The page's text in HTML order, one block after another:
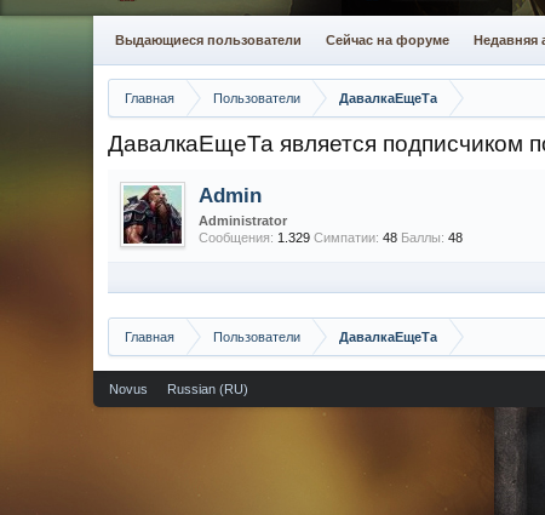
Главная Пользователи ДавалкаЕщеТа
ДавалкаЕщеТа является подписчиком
Admin
Administrator
Сообщения: 1.329 Симпатии: 48 Баллы: 48
Главная Пользователи ДавалкаЕщеТа
Выдающиеся пользователи Сейчас на форуме Недавняя
Novus Russian (RU)